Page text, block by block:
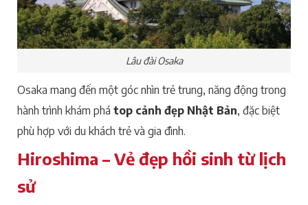
Lâu đài Osaka
Osaka mang đến một góc nhìn trẻ trung, năng động trong
hành trình khám phá top cảnh đẹp Nhật Bản, đặc biệt
phù hợp với du khách trẻ và gia đình.
Hiroshima – Vẻ đẹp hồi sinh từ lịch
sử